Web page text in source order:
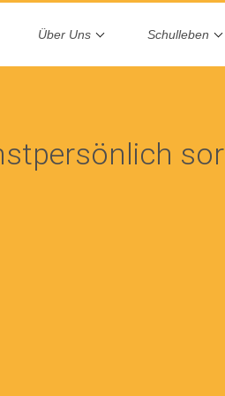
Über Uns Schulleben